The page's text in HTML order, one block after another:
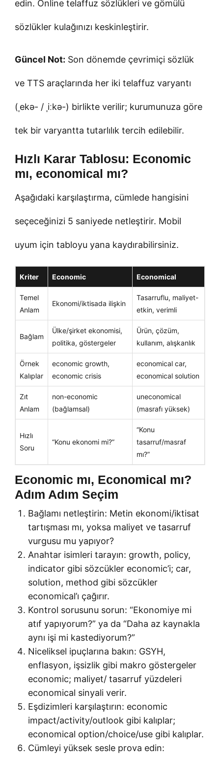
edin. Online telaffuz sözlükleri ve gömülü
sözlükler kulağınızı keskinleştirir.
Güncel Not: Son dönemde çevrimiçi sözlük
ve TTS araçlarında her iki telaffuz varyantı
(ˌekə- / ˌiːkə-) birlikte verilir; kurumunuza göre
tek bir varyantta tutarlılık tercih edilebilir.
Hızlı Karar Tablosu: Economic
mı, economical mı?
Aşağıdaki karşılaştırma, cümlede hangisini
seçeceğinizi 5 saniyede netleştirir. Mobil
uyum için tabloyu yana kaydırabilirsiniz.
Kriter Economic Economical
Temel
Anlam
Ekonomi/iktisada ilişkin
Tasarruflu, maliyet-
etkin, verimli
Bağlam
Ülke/şirket ekonomisi,
politika, göstergeler
Ürün, çözüm,
kullanım, alışkanlık
Örnek
Kalıplar
economic growth,
economic crisis
economical car,
economical solution
Zıt
Anlam
non-economic
(bağlamsal)
uneconomical
(masrafı yüksek)
Hızlı
Soru
“Konu ekonomi mi?”
“Konu
tasarruf/masraf
mı?”
Economic mı, Economical mı?
Adım Adım Seçim
Bağlamı netleştirin: Metin ekonomi/iktisat
tartışması mı, yoksa maliyet ve tasarruf
vurgusu mu yapıyor?
Anahtar isimleri tarayın: growth, policy,
indicator gibi sözcükler economic’i; car,
solution, method gibi sözcükler
economical’ı çağırır.
Kontrol sorusunu sorun: “Ekonomiye mi
atıf yapıyorum?” ya da “Daha az kaynakla
aynı işi mi kastediyorum?”
Niceliksel ipuçlarına bakın: GSYH,
enflasyon, işsizlik gibi makro göstergeler
economic; maliyet/ tasarruf yüzdeleri
economical sinyali verir.
Eşdizimleri karşılaştırın: economic
impact/activity/outlook gibi kalıplar;
economical option/choice/use gibi kalıplar.
Cümleyi yüksek sesle prova edin: